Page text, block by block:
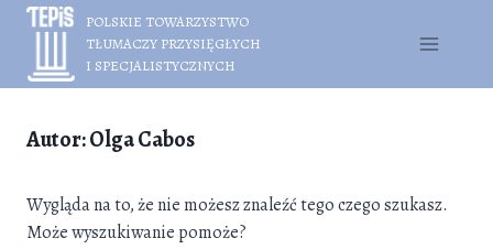
Przejdź
treści
POLSKIE TOWARZYSTWO
TŁUMACZY PRZYSIĘGŁYCH
I SPECJALISTYCZNYCH
Autor: Olga Cabos
Wygląda na to, że nie możesz znaleźć tego czego szukasz.
Może wyszukiwanie pomoże?